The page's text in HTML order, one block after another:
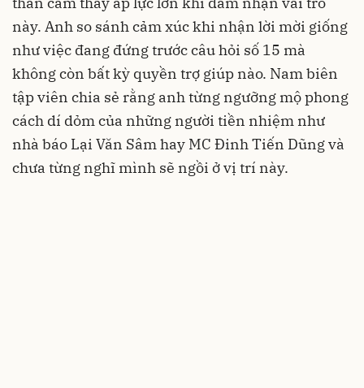
này. Anh so sánh cảm xúc khi nhận lời mời giống
như việc đang đứng trước câu hỏi số 15 mà
không còn bất kỳ quyền trợ giúp nào. Nam biên
tập viên chia sẻ rằng anh từng ngưỡng mộ phong
cách dí dỏm của những người tiền nhiệm như
nhà báo Lại Văn Sâm hay MC Đinh Tiến Dũng và
chưa từng nghĩ mình sẽ ngồi ở vị trí này.